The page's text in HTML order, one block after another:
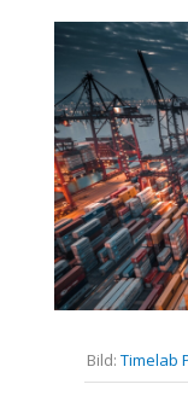
Bild: Timelab
Umsetzung sind
Schritte sein? An
Entscheidungen
(demokratisch)